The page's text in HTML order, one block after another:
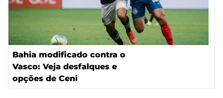
Bahia modificado contra o
Vasco: Veja desfalques e
opções de Ceni